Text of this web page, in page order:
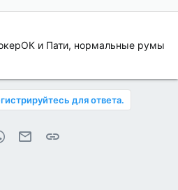
и Пати, нормальные румы
для ответа.
WhatsAppЭлектронная почта
Ссылка